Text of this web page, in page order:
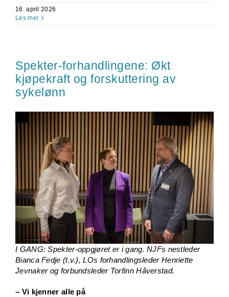
16. april 2026
Les mer
Spekter-forhandlingene: Økt
kjøpekraft og forskuttering av
sykelønn
I GANG: Spekter-oppgjøret er i gang. NJFs nestleder
Bianca Fedje (t.v.), LOs forhandlingsleder Henriette
Jevnaker og forbundsleder Torfinn Håverstad.
– Vi kjenner alle på